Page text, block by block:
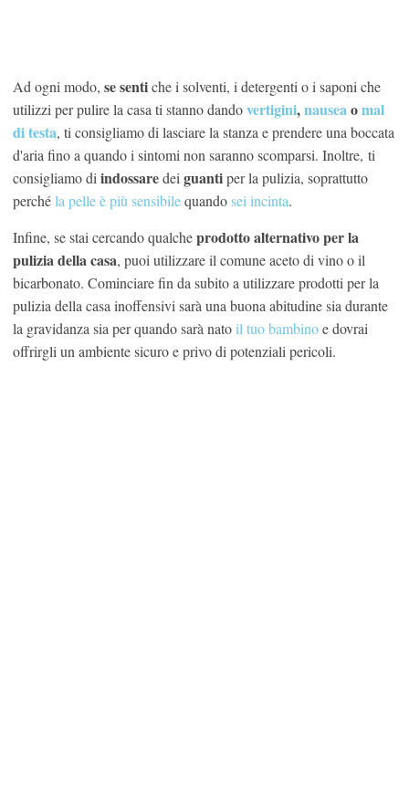
Ad ogni modo, se sentiche i solventi, i detergenti o i saponi che
utilizzi per pulire la casa ti stanno dandovertigini,nauseaomal
di testa, ti consigliamo di lasciare la stanza e prendere una boccata
d'aria fino a quando i sintomi non saranno scomparsi. Inoltre, ti
consigliamo di indossaredei guantiper la pulizia, soprattutto
perchéla pelle è più sensibilequandosei incinta.
Infine, se stai cercando qualcheprodotto alternativo per la
pulizia della casa, puoi utilizzare il comune aceto di vino o il
bicarbonato. Cominciare fin da subito a utilizzare prodotti per la
pulizia della casa inoffensivi sarà una buona abitudine sia durante
la gravidanza sia per quando sarà nato il tuo bambinoe dovrai
offrirgli un ambiente sicuro e privo di potenziali pericoli.